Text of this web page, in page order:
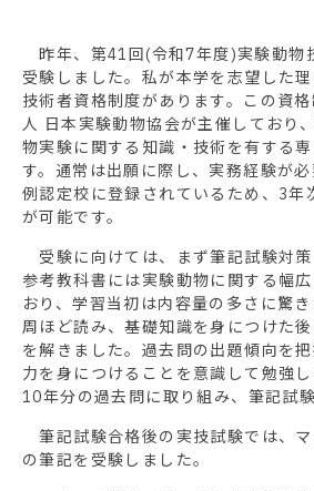
昨年、第41回(令和7年度)実験動物
受験しました。私が本学を志望した
技術者資格制度があります。この資
人 日本実験動物協会が主催しており
物実験に関する知識・技術を有する
す。通常は出願に際し、実務経験が
例認定校に登録されているため、3年
が可能です。
受験に向けては、まず筆記試験対策
参考教科書には実験動物に関する幅
おり、学習当初は内容量の多さに驚
周ほど読み、基礎知識を身につけた
を解きました。過去問の出題傾向を
力を身につけることを意識して勉強
10年分の過去問に取り組み、筆記試
筆記試験合格後の実技試験では、
の筆記を受験しました。